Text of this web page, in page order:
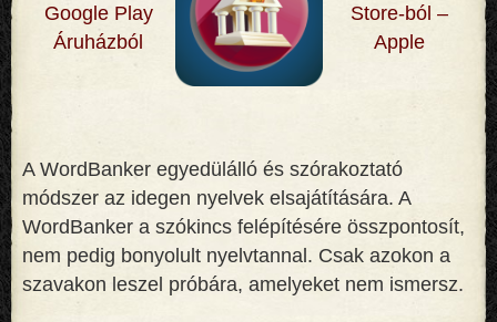
Google Play
Áruházból
Store-ból –
Apple
A WordBanker egyedülálló és szórakoztató
módszer az idegen nyelvek elsajátítására. A
WordBanker a szókincs felépítésére összpontosít,
nem pedig bonyolult nyelvtannal. Csak azokon a
szavakon leszel próbára, amelyeket nem ismersz.